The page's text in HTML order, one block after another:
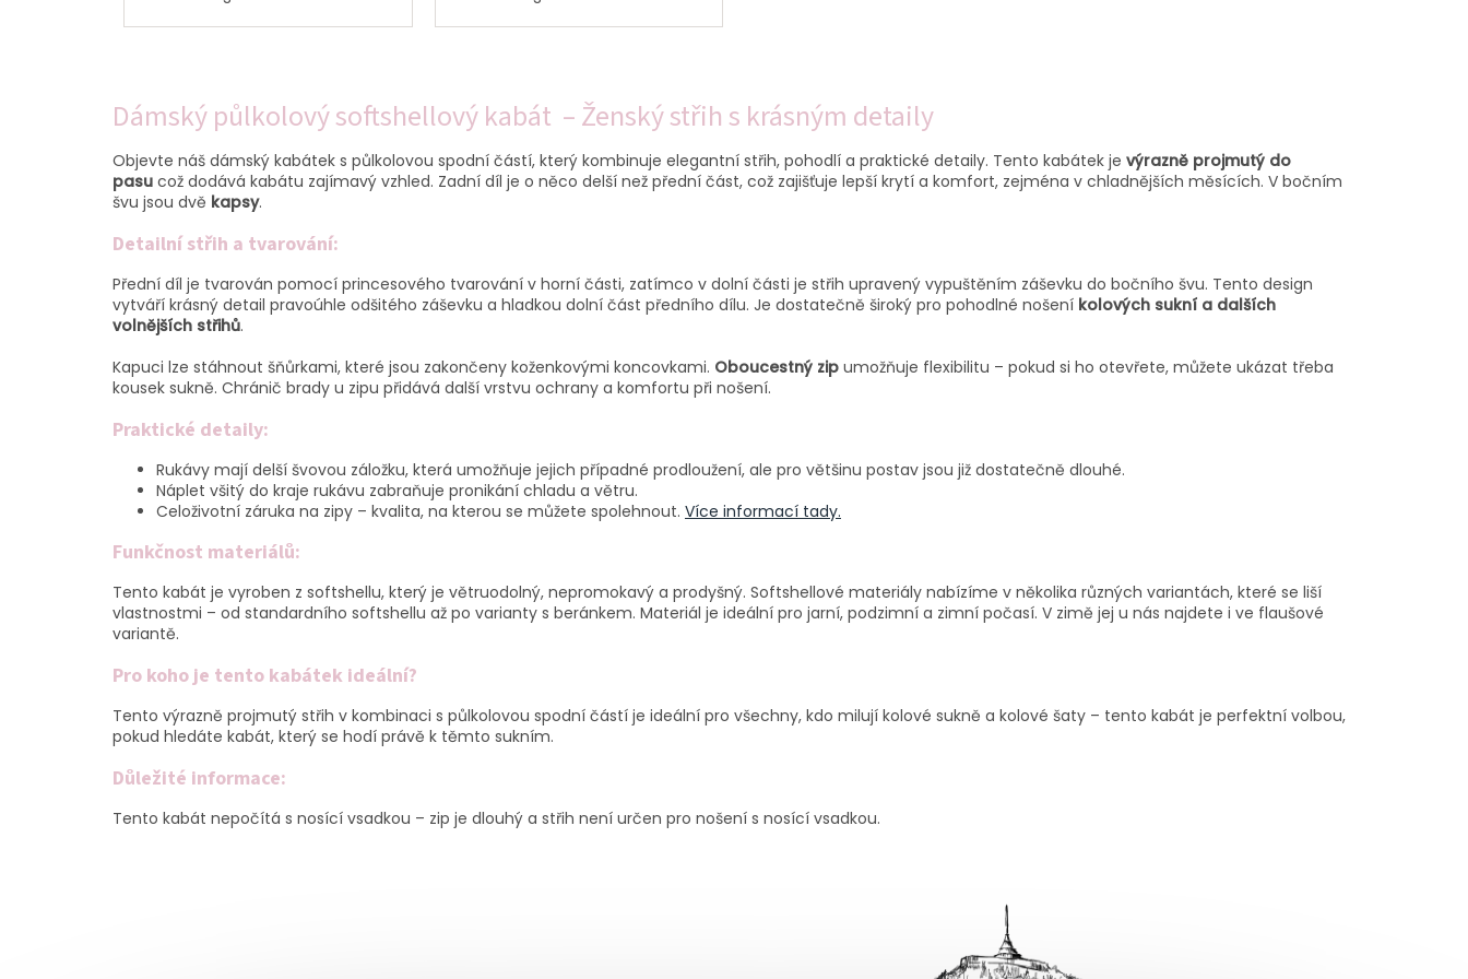
l
d
a
v
k
ý
p
Dámský půlkolový softshellový kabát – Ženský střih s krásným detaily
Objevte náš dámský kabátek s půlkolovou spodní částí, který kombinuje elegantní střih, pohodlí a praktické detaily. Tento kabátek je výrazně projmutý do
pasu což dodává kabátu zajímavý vzhled. Zadní díl je o něco delší než přední část, což zajišťuje lepší krytí a komfort, zejména v chladnějších měsících. V bočním
švu jsou dvě kapsy.
Detailní střih a tvarování:
Přední díl je tvarován pomocí princesového tvarování v horní části, zatímco v dolní části je střih upravený vypuštěním záševku do bočního švu. Tento design
vytváří krásný detail pravoúhle odšitého záševku a hladkou dolní část předního dílu. Je dostatečně široký pro pohodlné nošení kolových sukní a dalších
volnějších střihů.
Kapuci lze stáhnout šňůrkami, které jsou zakončeny koženkovými koncovkami. Oboucestný zip umožňuje flexibilitu – pokud si ho otevřete, můžete ukázat třeba
kousek sukně. Chránič brady u zipu přidává další vrstvu ochrany a komfortu při nošení.
Praktické detaily:
Rukávy mají delší švovou záložku, která umožňuje jejich případné prodloužení, ale pro většinu postav jsou již dostatečně dlouhé.
Náplet všitý do kraje rukávu zabraňuje pronikání chladu a větru.
Celoživotní záruka na zipy – kvalita, na kterou se můžete spolehnout. Více informací tady.
Funkčnost materiálů:
Tento kabát je vyroben z softshellu, který je větruodolný, nepromokavý a prodyšný. Softshellové materiály nabízíme v několika různých variantách, které se liší
vlastnostmi – od standardního softshellu až po varianty s beránkem. Materiál je ideální pro jarní, podzimní a zimní počasí. V zimě jej u nás najdete i ve flaušové
variantě.
Pro koho je tento kabátek ideální?
Tento výrazně projmutý střih v kombinaci s půlkolovou spodní částí je ideální pro všechny, kdo milují kolové sukně a kolové šaty – tento kabát je perfektní volbou,
pokud hledáte kabát, který se hodí právě k těmto sukním.
Důležité informace:
Tento kabát nepočítá s nosící vsadkou – zip je dlouhý a střih není určen pro nošení s nosící vsadkou.